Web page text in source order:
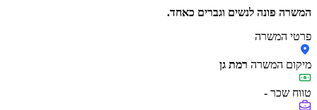
המשרה פונה לנשים וגברים כאחד.
פרטי המשרה
מיקום המשרה רמת גן
טווח שכר -